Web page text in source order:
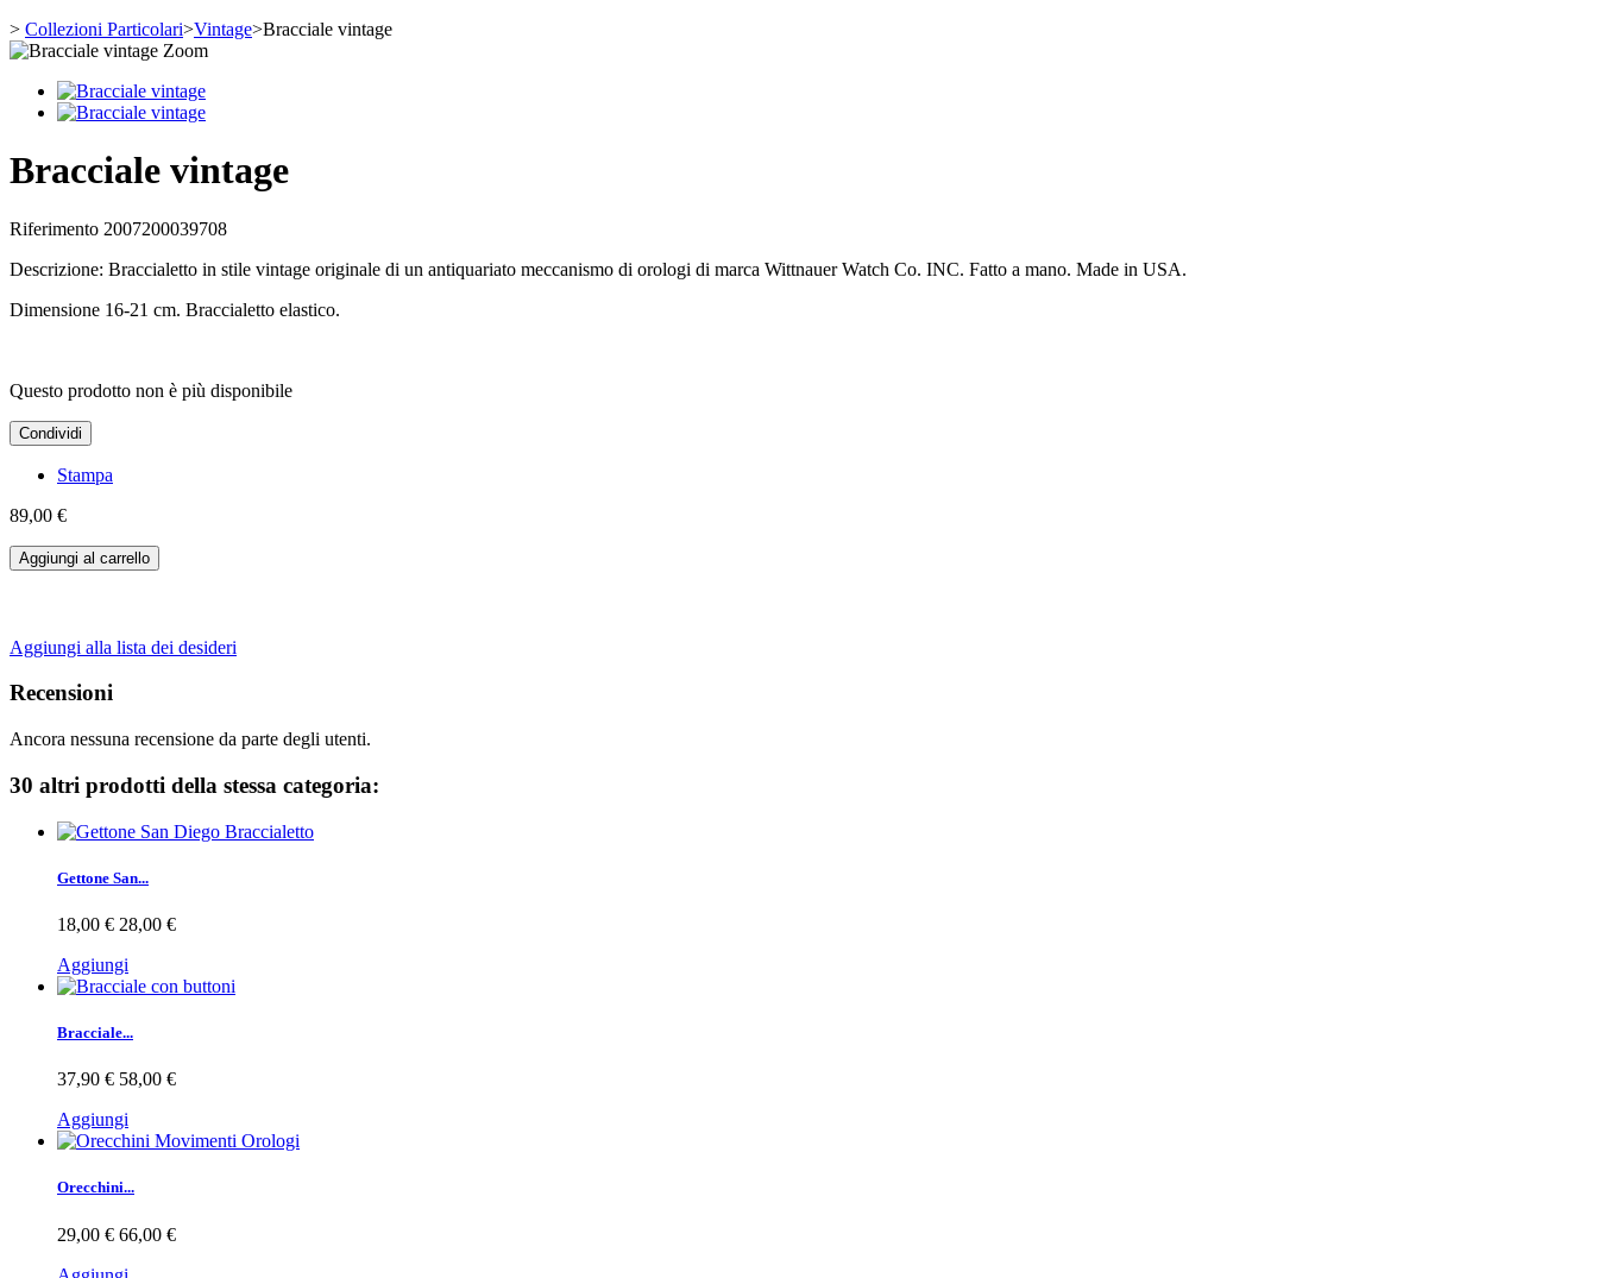
> Collezioni Particolari>Vintage>Bracciale vintage
Zoom
Bracciale vintage
Riferimento 2007200039708
Descrizione: Braccialetto in stile vintage originale di un antiquariato meccanismo di orologi di marca Wittnauer Watch Co. INC. Fatto a mano. Made in USA.
Dimensione 16-21 cm. Braccialetto elastico.
Questo prodotto non è più disponibile
Condividi
Stampa
89,00 €
Aggiungi al carrello
Aggiungi alla lista dei desideri
Recensioni
Ancora nessuna recensione da parte degli utenti.
30 altri prodotti della stessa categoria:
Gettone San...
18,00 € 28,00 €
Aggiungi
Bracciale...
37,90 € 58,00 €
Aggiungi
Orecchini...
29,00 € 66,00 €